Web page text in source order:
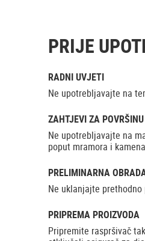
PRIJE
RADNI UVJETI
Ne upotrebljavajte na
ZAHTJEVI ZA POVRŠINU
Ne upotrebljavajte na
poput mramora i
PRELIMINARNA
Ne uklanjajte
PRIPREMA PROIZVODA
Pripremite raspršivač